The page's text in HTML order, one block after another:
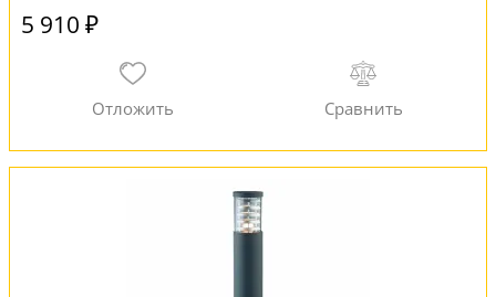
5 910 ₽